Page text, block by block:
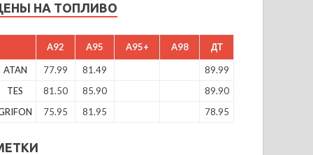
НА ТОПЛИВО
A92 A95 A95+ A98 ДТ
ATAN 77.99 81.49
89.99
TES
81.50 85.90
89.90
75.95 81.95 78.95